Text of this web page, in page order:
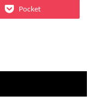
Pocket